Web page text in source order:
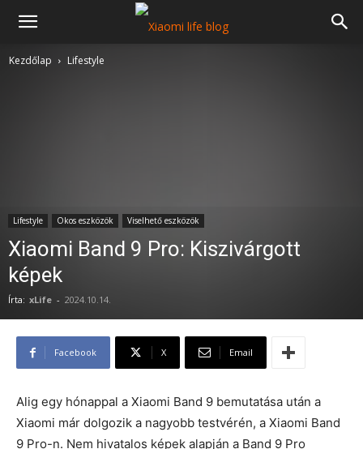
Kezdőlap Lifestyle
Lifestyle Okos eszközök Viselhető eszközök
Xiaomi Band 9 Pro: Kiszivárgott
képek
Írta: xLife - 2024.10.14.
Facebook X Email
Alig egy hónappal a Xiaomi Band 9 bemutatása után a
Xiaomi már dolgozik a nagyobb testvérén, a Xiaomi Band
9 Pro-n. Nem hivatalos képek alapján a Band 9 Pro